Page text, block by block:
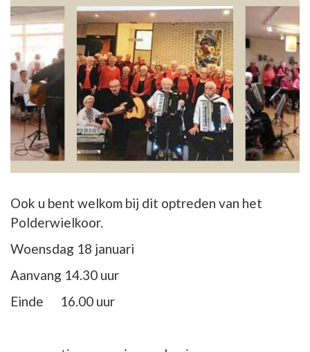
Ook u bent welkom bij dit optreden van het
Polderwielkoor.
Woensdag 18 januari
Aanvang 14.30 uur
Einde 16.00 uur